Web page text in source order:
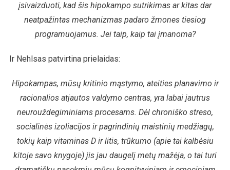
įsivaizduoti, kad šis hipokampo sutrikimas ar kitas dar
neatpažintas mechanizmas padaro žmones tiesiog
programuojamus. Jei taip, kaip tai įmanoma?
Ir Nehlsas patvirtina prielaidas:
Hipokampas, mūsų kritinio mąstymo, ateities planavimo ir
racionalios atjautos valdymo centras, yra labai jautrus
neurouždegiminiams procesams. Dėl chroniško streso,
socialinės izoliacijos ir pagrindinių maistinių medžiagų,
tokių kaip vitaminas D ir litis, trūkumo (apie tai kalbėsiu
kitoje savo knygoje) jis jau daugelį metų mažėja, o tai turi